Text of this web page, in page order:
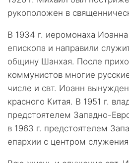
рукоположен в
В 1934 г. иеромонаха Иоанна
епископа и направили
общину Шанхая. После
коммунистов многие
числе и свт. Иоанн
красного Китая. В 1951 г.
предстоятелем Западно-
в 1963 г. предстоятелем
епархии с центром